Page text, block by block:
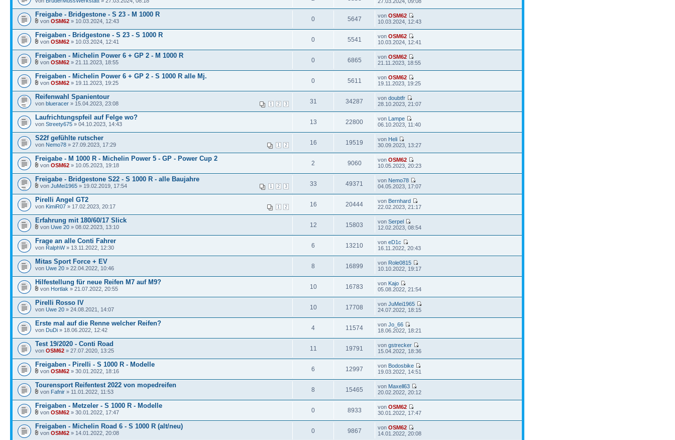
Freigabe - Bridgestone - S 23 - M 1000 R
von OSM62 » 10.03.2024, 12:43 0 5647 vonOSM62
10.03.2024, 12:43
Freigaben - Bridgestone - S 23 - S 1000 R
von OSM62 » 10.03.2024, 12:41 0 5541 vonOSM62
10.03.2024, 12:41
Freigaben - Michelin Power 6 + GP 2 - M 1000 R
von OSM62 » 21.11.2023, 18:55 0 6865 vonOSM62
21.11.2023, 18:55
Freigaben - Michelin Power 6 + GP 2 - S 1000 R alle Mj.
von OSM62 » 19.11.2023, 19:25 0 5611 vonOSM62
19.11.2023, 19:25
Reifenwahl Spanientour
1 2 3
von blueracer » 15.04.2023, 23:08 31 34287 vondoubtfr
28.10.2023, 21:07
Laufrichtungspfeil auf Felge wo?
von Streety675 » 04.10.2023, 14:43 13 22800 von Lampe
06.10.2023, 11:40
S22f gefühlte rutscher
1 2
von Nemo78 » 27.09.2023, 17:29 16 19519 von Heli
30.09.2023, 13:27
Freigabe - M 1000 R - Michelin Power 5 - GP - Power Cup 2
von OSM62 » 10.05.2023, 19:18 2 9060 vonOSM62
10.05.2023, 20:23
Freigabe - Bridgestone S22 - S 1000 R - alle Baujahre
1 2 3
von JuMei1965 » 19.02.2019, 17:54 33 49371 von Nemo78
04.05.2023, 17:07
Pirelli Angel GT2
1 2
von KimiR07 » 17.02.2023, 20:17 16 20444 von Bernhard
22.02.2023, 21:17
Erfahrung mit 180/60/17 Slick
von Uwe 20 » 08.02.2023, 13:10 12 15803 vonSerpel
12.02.2023, 08:54
Frage an alle Conti Fahrer
von RalphW» 13.11.2022, 12:30 6 13210 voneD1c
16.11.2022, 20:43
Mitas Sport Force + EV
von Uwe 20 » 22.04.2022, 10:46 8 16899 von Role0815
10.10.2022, 19:17
Hilfestellung für neue Reifen M7 auf M9?
von Hortlak » 21.07.2022, 20:55 10 16783 von Kajo
05.08.2022, 21:54
Pirelli Rosso IV
von Uwe 20 » 24.08.2021, 14:07 10 17708 vonJuMei1965
24.07.2022, 18:15
Erste mal auf die Renne welcher Reifen?
von DuDi » 18.06.2022, 12:42 4 11574 vonJo_66
18.06.2022, 18:21
Test 19/2020 - Conti Road
von OSM62 » 27.07.2020, 13:25 11 19791 vongstrecker
15.04.2022, 18:36
Freigaben - Pirelli - S 1000 R - Modelle
von OSM62 » 30.01.2022, 18:16 6 12997 von Bodosbike
19.03.2022, 14:51
Tourensport Reifentest 2022 von mopedreifen
von Fafnir » 11.01.2022, 11:53 8 15465 von Maxell63
20.02.2022, 20:12
Freigaben - Metzeler - S 1000 R - Modelle
von OSM62 » 30.01.2022, 17:47 0 8933 vonOSM62
30.01.2022, 17:47
Freigaben - Michelin Road 6 - S 1000 R (alt/neu)
von OSM62 » 14.01.2022, 20:08 0 9867 vonOSM62
14.01.2022, 20:08